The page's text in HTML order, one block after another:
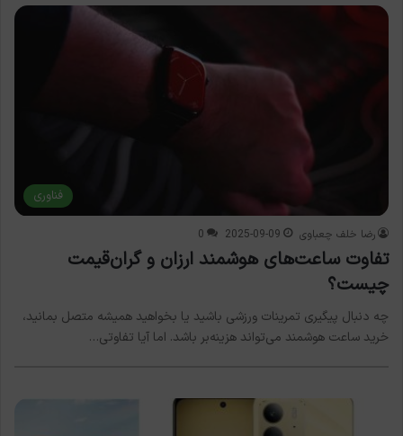
فناوری
رضا خلف چعباوی 2025-09-09
0
تفاوت ساعت‌های هوشمند ارزان و گران‌قیمت
چیست؟
چه دنبال پیگیری تمرینات ورزشی باشید یا بخواهید همیشه متصل بمانید،
خرید ساعت هوشمند می‌تواند هزینه‌بر باشد. اما آیا تفاوتی…